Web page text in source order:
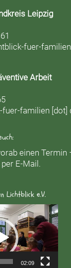
Leipzig
fuer-
Arbeit
fuer-familien [dot]
einen Termin
E-Mail.
Lichtblick e.V.
02:09